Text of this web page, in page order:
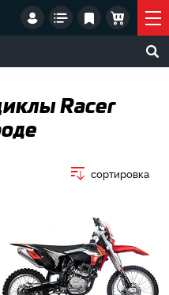
Racer
сортировка